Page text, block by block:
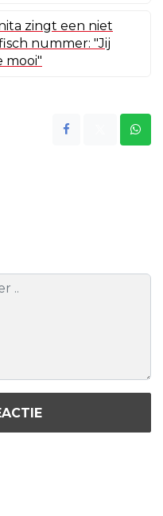
zingt een niet
nummer: "Jij
mooi"